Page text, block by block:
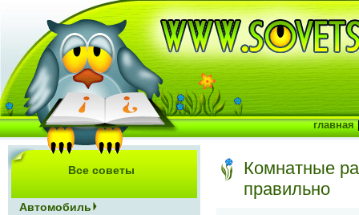
Комнатные
правильно
Все советы
Автомобиль
главная